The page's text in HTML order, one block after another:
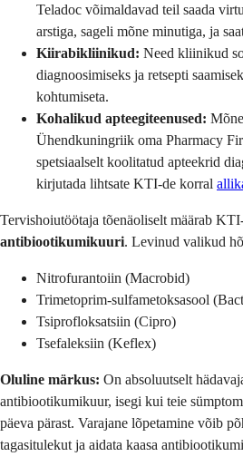
Teladoc võimaldavad teil saada
arstiga, sageli mõne minutiga, ja
Kiirabikliinikud: Need kliinikud
diagnoosimiseks ja retsepti
kohtumiseta.
Kohalikud apteegiteenused:
Ühendkuningriik oma Pharmacy
spetsiaalselt koolitatud apteekrid
kirjutada lihtsate KTI-de korral
Tervishoiutöötaja tõenäoliselt määrab
antibiootikumikuuri. Levinud valikud
Nitrofurantoiin (Macrobid)
Trimetoprim-sulfametoksasool
Tsiprofloksatsiin (Cipro)
Tsefaleksiin (Keflex)
Oluline märkus: On absoluutselt
antibiootikumikuur, isegi kui teie
päeva pärast. Varajane lõpetamine võib
tagasitulekut ja aidata kaasa